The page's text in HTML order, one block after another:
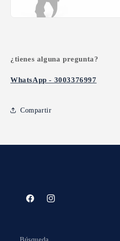
¿tienes alguna pregunta?
WhatsApp - 3003376997
Compartir
FacebookInstagram